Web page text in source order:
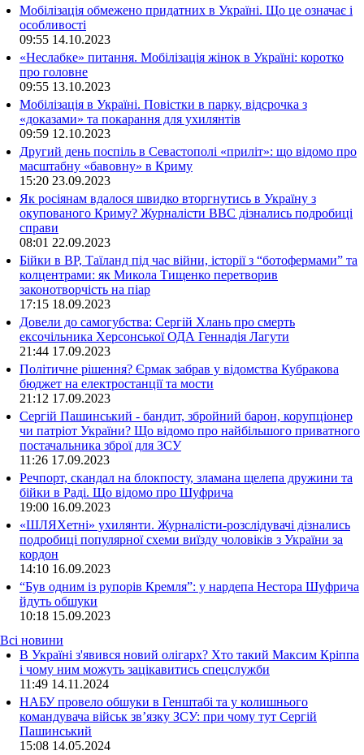
Мобілізація обмежено придатних в Україні. Що це означає і
особливості
09:55 14.10.2023
«Неслабке» питання. Мобілізація жінок в Україні: коротко
про головне
09:55 13.10.2023
Мобілізація в Україні. Повістки в парку, відсрочка з
«доказами» та покарання для ухилянтів
09:59 12.10.2023
Другий день поспіль в Севастополі «приліт»: що відомо про
масштабну «бавовну» в Криму
15:20 23.09.2023
Як росіянам вдалося швидко вторгнутись в Україну з
окупованого Криму? Журналісти ВВС дізнались подробиці
справи
08:01 22.09.2023
Бійки в ВР, Таїланд під час війни, історії з “ботофермами” та
колцентрами: як Микола Тищенко перетворив
законотворчість на піар
17:15 18.09.2023
Довели до самогубства: Сергій Хлань про смерть
ексочільника Херсонської ОДА Геннадія Лагути
21:44 17.09.2023
Політичне рішення? Єрмак забрав у відомства Кубракова
бюджет на електростанції та мости
21:12 17.09.2023
Сергій Пашинський - бандит, збройний барон, корупціонер
чи патріот України? Що відомо про найбільшого приватного
постачальника зброї для ЗСУ
11:26 17.09.2023
Речпорт, скандал на блокпосту, зламана щелепа дружини та
бійки в Раді. Що відомо про Шуфрича
19:00 16.09.2023
«ШЛЯХетні» ухилянти. Журналісти-розслідувачі дізнались
подробиці популярної схеми виїзду чоловіків з України за
кордон
14:10 16.09.2023
“Був одним із рупорів Кремля”: у нардепа Нестора Шуфрича
йдуть обшуки
10:18 15.09.2023
Всі новини
В Україні з'явився новий олігарх? Хто такий Максим Кріппа
і чому ним можуть зацікавитись спецслужби
11:49 14.11.2024
НАБУ провело обшуки в Генштабі та у колишнього
командувача військ зв’язку ЗСУ: при чому тут Сергій
Пашинський
15:08 14.05.2024